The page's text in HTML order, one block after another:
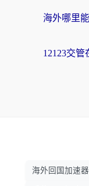
海外回国加速器